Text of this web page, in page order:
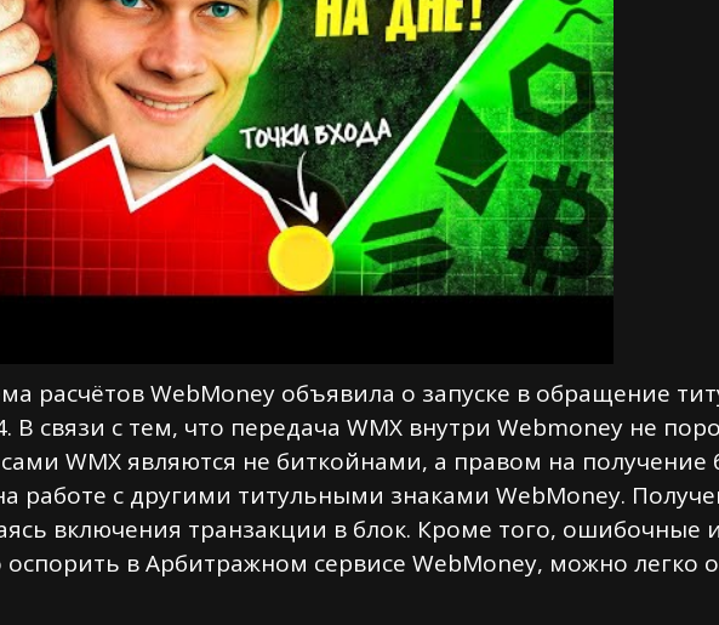
расчётов WebMoney объявила о запуске в обращение
В связи с тем, что передача WMX внутри Webmoney не
WMX являются не биткойнами, а правом на получение
работе с другими титульными знаками WebMoney.
включения транзакции в блок. Кроме того, ошибочные
в Арбитражном сервисе WebMoney, можно легко